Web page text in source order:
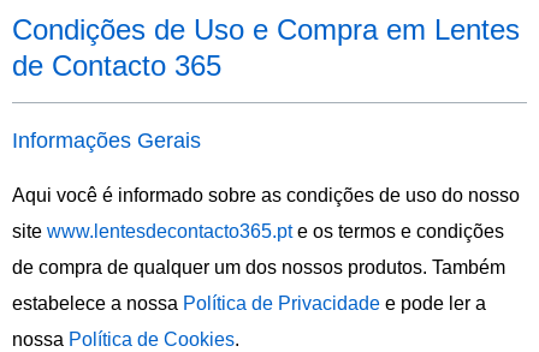
Condições de Uso e Compra em Lentes
de Contacto 365
Informações Gerais
Aqui você é informado sobre as condições de uso do nosso
site www.lentesdecontacto365.pte os termos e condições
de compra de qualquer um dos nossos produtos. Também
estabelece a nossa Política de Privacidade e pode ler a
nossa Política de Cookies.